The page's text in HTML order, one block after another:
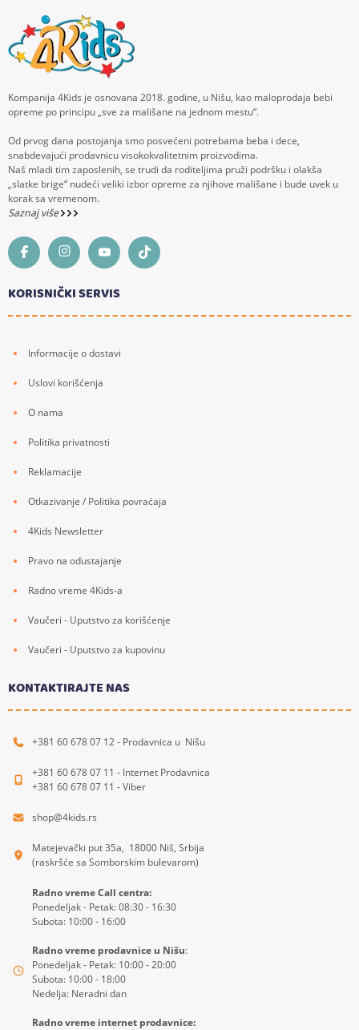
Kompanija 4Kids je osnovana 2018. godine, u Nišu, kao maloprodaja bebi
opreme po principu „sve za mališane na jednom mestu“.
Od prvog dana postojanja smo posvećeni potrebama beba i dece,
snabdevajući prodavnicu visokokvalitetnim proizvodima.
Naš mladi tim zaposlenih, se trudi da roditeljima pruži podršku i olakša
„slatke brige“ nudeći veliki izbor opreme za njihove mališane i bude uvek u
korak sa vremenom.
Saznaj više
KORISNIČKI SERVIS
Informacije o dostavi
Uslovi korišćenja
O nama
Politika privatnosti
Reklamacije
Otkazivanje / Politika povraćaja
4Kids Newsletter
Pravo na odustajanje
Radno vreme 4Kids-a
Vaučeri - Uputstvo za korišćenje
Vaučeri - Uputstvo za kupovinu
KONTAKTIRAJTE NAS
+381 60 678 07 12 - Prodavnica u Nišu
+381 60 678 07 11 - Internet Prodavnica
+381 60 678 07 11 - Viber
shop@4kids.rs
Matejevački put 35a, 18000 Niš, Srbija
(raskršće sa Somborskim bulevarom)
Radno vreme Call centra:
Ponedeljak - Petak: 08:30 - 16:30
Subota: 10:00 - 16:00
Radno vreme prodavnice u Nišu:
Ponedeljak - Petak: 10:00 - 20:00
Subota: 10:00 - 18:00
Nedelja: Neradni dan
Radno vreme internet prodavnice: